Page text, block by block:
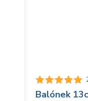
Balónek